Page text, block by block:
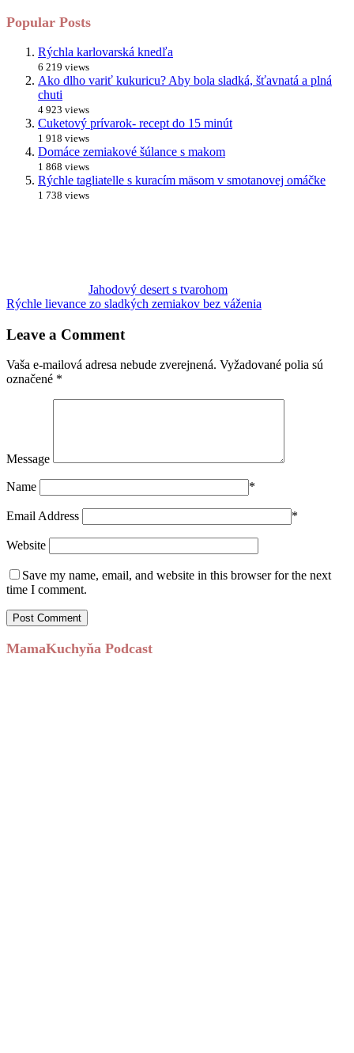
Popular Posts
Rýchla karlovarská knedľa
6 219 views
Ako dlho variť kukuricu? Aby bola sladká, šťavnatá a plná
chuti
4 923 views
Cuketový prívarok- recept do 15 minút
1 918 views
Domáce zemiakové šúlance s makom
1 868 views
Rýchle tagliatelle s kuracím mäsom v smotanovej omáčke
1 738 views
Jahodový desert s tvarohom
Rýchle lievance zo sladkých zemiakov bez váženia
Leave a Comment
Vaša e-mailová adresa nebude zverejnená. Vyžadované polia sú
označené *
Message
Name *
Email Address *
Website
Save my name, email, and website in this browser for the next
time I comment.
MamaKuchyňa Podcast